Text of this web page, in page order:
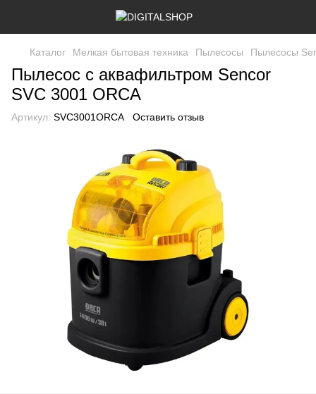
Каталог Мелкая бытовая техника Пылесосы Пылесосы
Пылесос с аквафильтром Sencor
SVC 3001 ORCA
Артикул: SVC3001ORCA Оставить отзыв